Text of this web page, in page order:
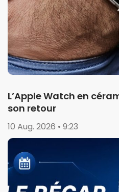
L’Apple Watch en
son retour
10 Aug. 2026 • 9:23